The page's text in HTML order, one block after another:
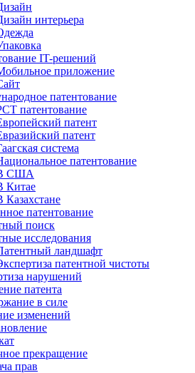
интерьера
IT-решений
приложение
патентование
патентование
патент
патент
система
патентование
США
Китае
Казахстане
патентование
поиск
исследования
ландшафт
патентной чистоты
нарушений
патента
в силе
изменений
прекращение
прав